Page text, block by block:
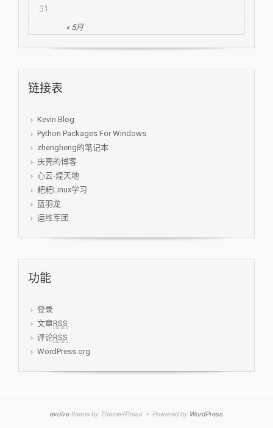
« 5月
31
链接表
Kevin Blog
Python Packages For Windows
zhengheng的笔记本
庆亮的博客
心云-煌天地
耙耙Linux学习
蓝羽龙
运维军团
功能
登录
文章RSS
评论RSS
WordPress.org
evolve theme by Theme4Press • Powered by WordPress